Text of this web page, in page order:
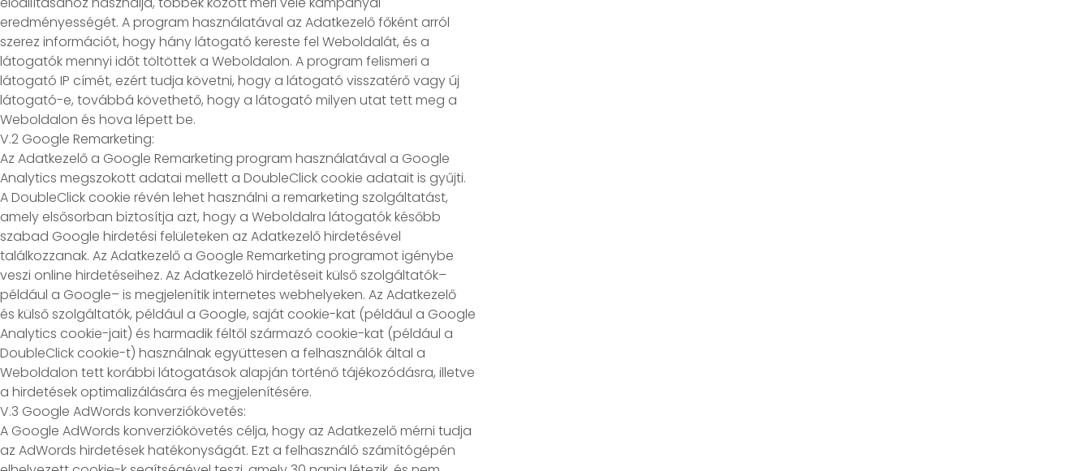
eredményességét. A program használatával az Adatkezelő főként arról
szerez információt, hogy hány látogató kereste fel Weboldalát, és a
látogatók mennyi időt töltöttek a Weboldalon. A program felismeri a
látogató IP címét, ezért tudja követni, hogy a látogató visszatérő vagy új
látogató-e, továbbá követhető, hogy a látogató milyen utat tett meg a
Weboldalon és hova lépett be.
V.2 Google Remarketing:
Az Adatkezelő a Google Remarketing program használatával a Google
Analytics megszokott adatai mellett a DoubleClick cookie adatait is gyűjti.
A DoubleClick cookie révén lehet használni a remarketing szolgáltatást,
amely elsősorban biztosítja azt, hogy a Weboldalra látogatók később
szabad Google hirdetési felületeken az Adatkezelő hirdetésével
találkozzanak. Az Adatkezelő a Google Remarketing programot igénybe
veszi online hirdetéseihez. Az Adatkezelő hirdetéseit külső szolgáltatók–
például a Google– is megjelenítik internetes webhelyeken. Az Adatkezelő
és külső szolgáltatók, például a Google, saját cookie-kat (például a Google
Analytics cookie-jait) és harmadik féltől származó cookie-kat (például a
DoubleClick cookie-t) használnak együttesen a felhasználók által a
Weboldalon tett korábbi látogatások alapján történő tájékozódásra, illetve
a hirdetések optimalizálására és megjelenítésére.
V.3 Google AdWords konverziókövetés:
A Google AdWords konverziókövetés célja, hogy az Adatkezelő mérni tudja
az AdWords hirdetések hatékonyságát. Ezt a felhasználó számítógépén